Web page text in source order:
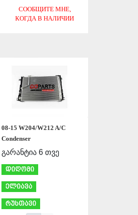
СООБЩИТЕ МНЕ,
КОГДА В НАЛИЧИИ
08-15 W204/W212 A/C
Condenser
გარანტია 6 თვე
დიღომი
ელიავა
რუსთავი